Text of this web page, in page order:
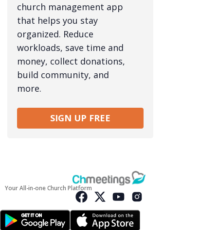
church management app
that helps you stay
organized. Reduce
workloads, save time and
money, collect donations,
build community, and
more.
SIGN UP FREE
Your All-in-one Church Platform